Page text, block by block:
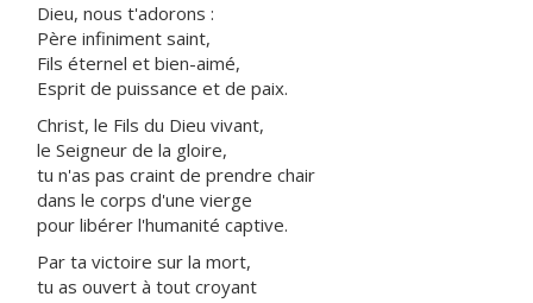
Dieu, nous t'adorons :
Père infiniment saint,
Fils éternel et bien-aimé,
Esprit de puissance et de paix.
Christ, le Fils du Dieu vivant,
le Seigneur de la gloire,
tu n'as pas craint de prendre chair
dans le corps d'une vierge
pour libérer l'humanité captive.
Par ta victoire sur la mort,
tu as ouvert à tout croyant